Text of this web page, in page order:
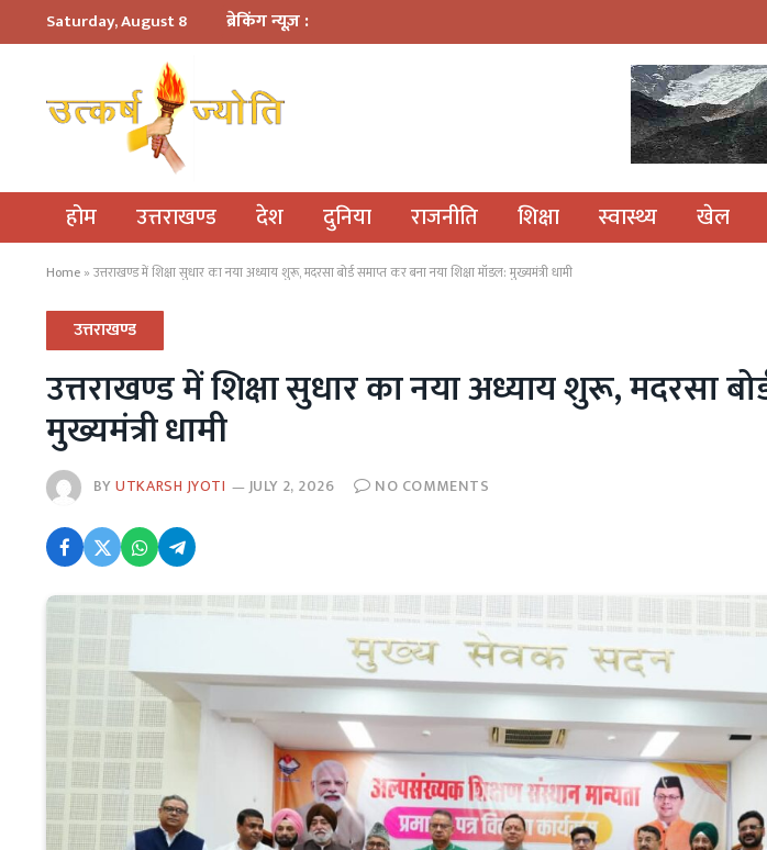
Saturday, August 8 ब्रेकिंग न्यूज़ :
होम उत्तराखण्ड देश दुनिया राजनीति शिक्षा स्वास्थ्य खेल
Home » उत्तराखण्ड में शिक्षा सुधार का नया अध्याय शुरू, मदरसा बोर्ड समाप्त कर बना नया शिक्षा मॉडल: मुख्यमंत्री धामी
उत्तराखण्ड
उत्तराखण्ड में शिक्षा सुधार का नया अध्याय शुरू, मदरसा
मुख्यमंत्री धामी
BYUTKARSH JYOTI JULY 2, 2026 NO COMMENTS